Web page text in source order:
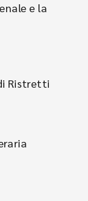
e la
Ristretti